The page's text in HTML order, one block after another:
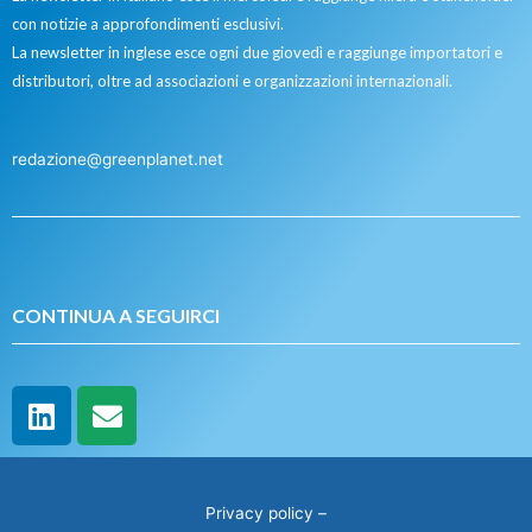
con notizie a approfondimenti esclusivi.
La newsletter in inglese esce ogni due giovedì e raggiunge importatori e
distributori, oltre ad associazioni e organizzazioni internazionali.
redazione@greenplanet.net
CONTINUA A SEGUIRCI
Privacy policy –